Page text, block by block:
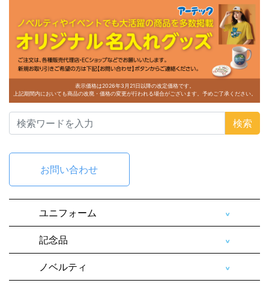
表示価格は2026年3月21日以降の改定価格です。
上記期間内においても商品の改廃・価格の変更が行われる場合がございます。予めご了承ください。
検索
お問い合わせ
ユニフォーム
記念品
ノベルティ